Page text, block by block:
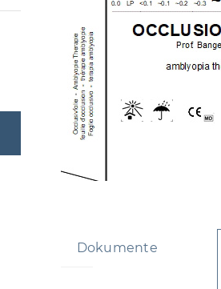
Dokumente